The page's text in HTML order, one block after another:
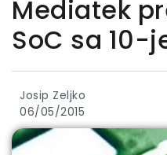
Mediatek
SoC sa 10-
Josip Zeljko
06/05/2015